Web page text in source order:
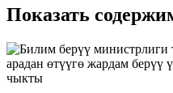
Показать